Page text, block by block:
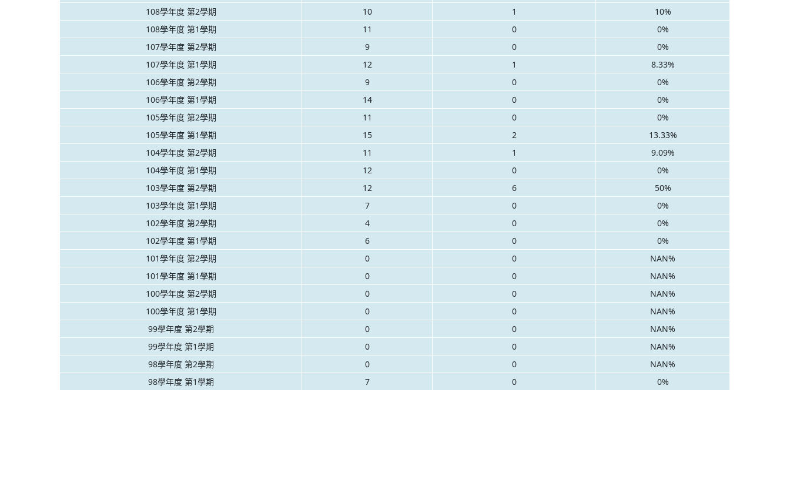
108學年度 第2學期
10 1
10%
108學年度 第1學期
11 0
0%
107學年度 第2學期
9 0
0%
107學年度 第1學期
12 1
8.33%
106學年度 第2學期
9 0
0%
106學年度 第1學期
14 0
0%
105學年度 第2學期
11 0
0%
105學年度 第1學期
15 2
13.33%
104學年度 第2學期
11 1
9.09%
104學年度 第1學期
12 0
0%
103學年度 第2學期
12 6
50%
103學年度 第1學期
7 0
0%
102學年度 第2學期
4 0
0%
102學年度 第1學期
6 0
0%
101學年度 第2學期
0 0
NAN%
101學年度 第1學期
0 0
NAN%
100學年度 第2學期
0 0
NAN%
100學年度 第1學期
0 0
NAN%
99學年度 第2學期
0 0
NAN%
99學年度 第1學期
0 0
NAN%
98學年度 第2學期
0 0
NAN%
98學年度 第1學期
7 0 0%